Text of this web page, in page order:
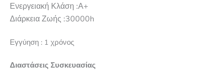
Ενεργειακή Κλάση :Α+
Διάρκεια Ζωής :30000h
Εγγύηση : 1 χρόνος
Διαστάσεις Συσκευασίας